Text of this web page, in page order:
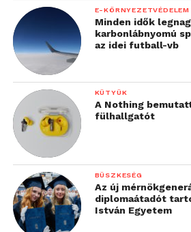
E-KÖRNYEZETVÉDELEM
Minden idők
karbonlábnyomú
az idei futball-vb
KÜTYÜK
A Nothing
fülhallgatót
BÜSZKESÉG
Az új
diplomaátadót
István Egyetem